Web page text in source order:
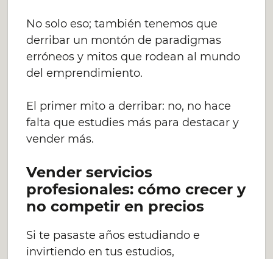
No solo eso; también tenemos que
derribar un montón de paradigmas
erróneos y mitos que rodean al mundo
del emprendimiento.
El primer mito a derribar: no, no hace
falta que estudies más para destacar y
vender más.
Vender servicios
profesionales: cómo crecer y
no competir en precios
Si te pasaste años estudiando e
invirtiendo en tus estudios,